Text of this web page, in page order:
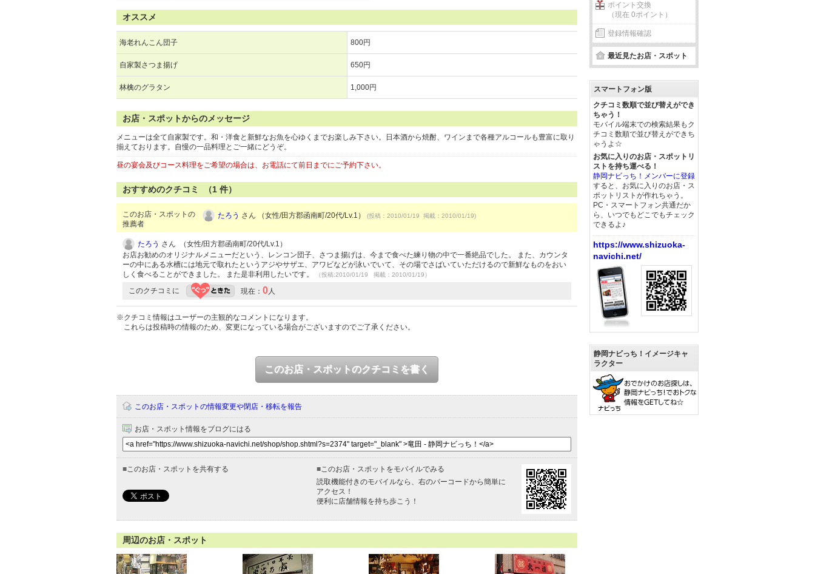
オススメ
海老れんこん団子 800円
自家製さつま揚げ 650円
林檎のグラタン 1,000円
お店・スポットからのメッセージ
メニューは全て自家製です。和・洋食と新鮮なお魚を心ゆくまでお楽しみ下さい。日本酒から焼酎、ワインまで各種アルコールも豊富に取り
揃えております。自慢の一品料理とご一緒にどうぞ。
昼の宴会及びコース料理をご希望の場合は、お電話にて前日までにご予約下さい。
おすすめのクチコミ （1 件）
このお店・スポットの
推薦者
たろう さん （女性/田方郡函南町/20代/Lv.1） (投稿：2010/01/19 掲載：2010/01/19)
たろう さん （女性/田方郡函南町/20代/Lv.1）
お店お勧めのオリジナルメニューだという、レンコン団子、さつま揚げは、今まで食べた練り物の中で一番絶品でした。 また、カウンタ
ーの中にある水槽には地元で取れたというアジやサザエ、アワビなどが泳いでいて、その場でさばいていただけるので新鮮なものをおい
しく食べることができました。 また是非利用したいです。
（投稿:2010/01/19 掲載：2010/01/19）
このクチコミに 現在： 0人
※クチコミ情報はユーザーの主観的なコメントになります。
これらは投稿時の情報のため、変更になっている場合がございますのでご了承ください。
このお店・スポットのクチコミを書く
このお店・スポットの情報変更や閉店・移転を報告
お店・スポット情報をブログにはる
■このお店・スポットを共有する ■このお店・スポットをモバイルでみる
読取機能付きのモバイルなら、右のバーコードから簡単に
アクセス！
便利に店舗情報を持ち歩こう！
周辺のお店・スポット
ポイント交換
（現在 0ポイント）
登録情報確認
最近見たお店・スポット
スマートフォン版
クチコミ数順で並び替えができ
ちゃう！
モバイル端末での検索結果もク
チコミ数順で並び替えができち
ゃうよ☆
お気に入りのお店・スポットリ
ストを持ち運べる！
静岡ナビっち！メンバーに登録
すると、お気に入りのお店・ス
ポットリストが作れちゃう。
PC・スマートフォン共通だか
ら、いつでもどこでもチェック
できるよ♪
https://www.shizuoka-
navichi.net/
静岡ナビっち！イメージキャ
ラクター